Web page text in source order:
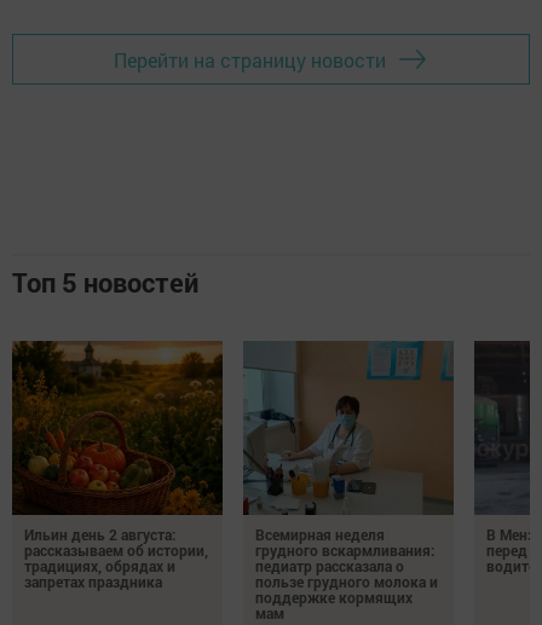
Перейти на страницу новости
Топ 5 новостей
Ильин день 2 августа:
рассказываем об истории,
традициях, обрядах и
запретах праздника
Всемирная неделя
грудного вскармливания:
педиатр рассказала о
пользе грудного молока и
поддержке кормящих
мам
В
перед